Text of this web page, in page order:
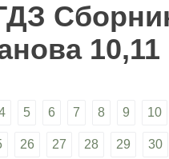
10,11
5 6 7 8 9 10
26 27 28 29 30